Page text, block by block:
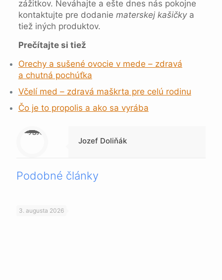
zážitkov. Neváhajte a ešte dnes nás pokojne
kontaktujte pre dodanie materskej kašičkya
tiež iných produktov.
Prečítajte si tiež
Orechy a sušené ovocie v mede – zdravá
a chutná pochúťka
Včelí med – zdravá maškrta pre celú rodinu
Čo je to propolis a ako sa vyrába
Warning
: Trying to access array offset on null in
/data/1/4/149a9a91-3acc-4306-8eec-62104a76cbc2/skica.online/web/wp-content/themes/betheme-child/includes/content-single.php
on line
286
Jozef Doliňák
Podobné články
3. augusta 2026